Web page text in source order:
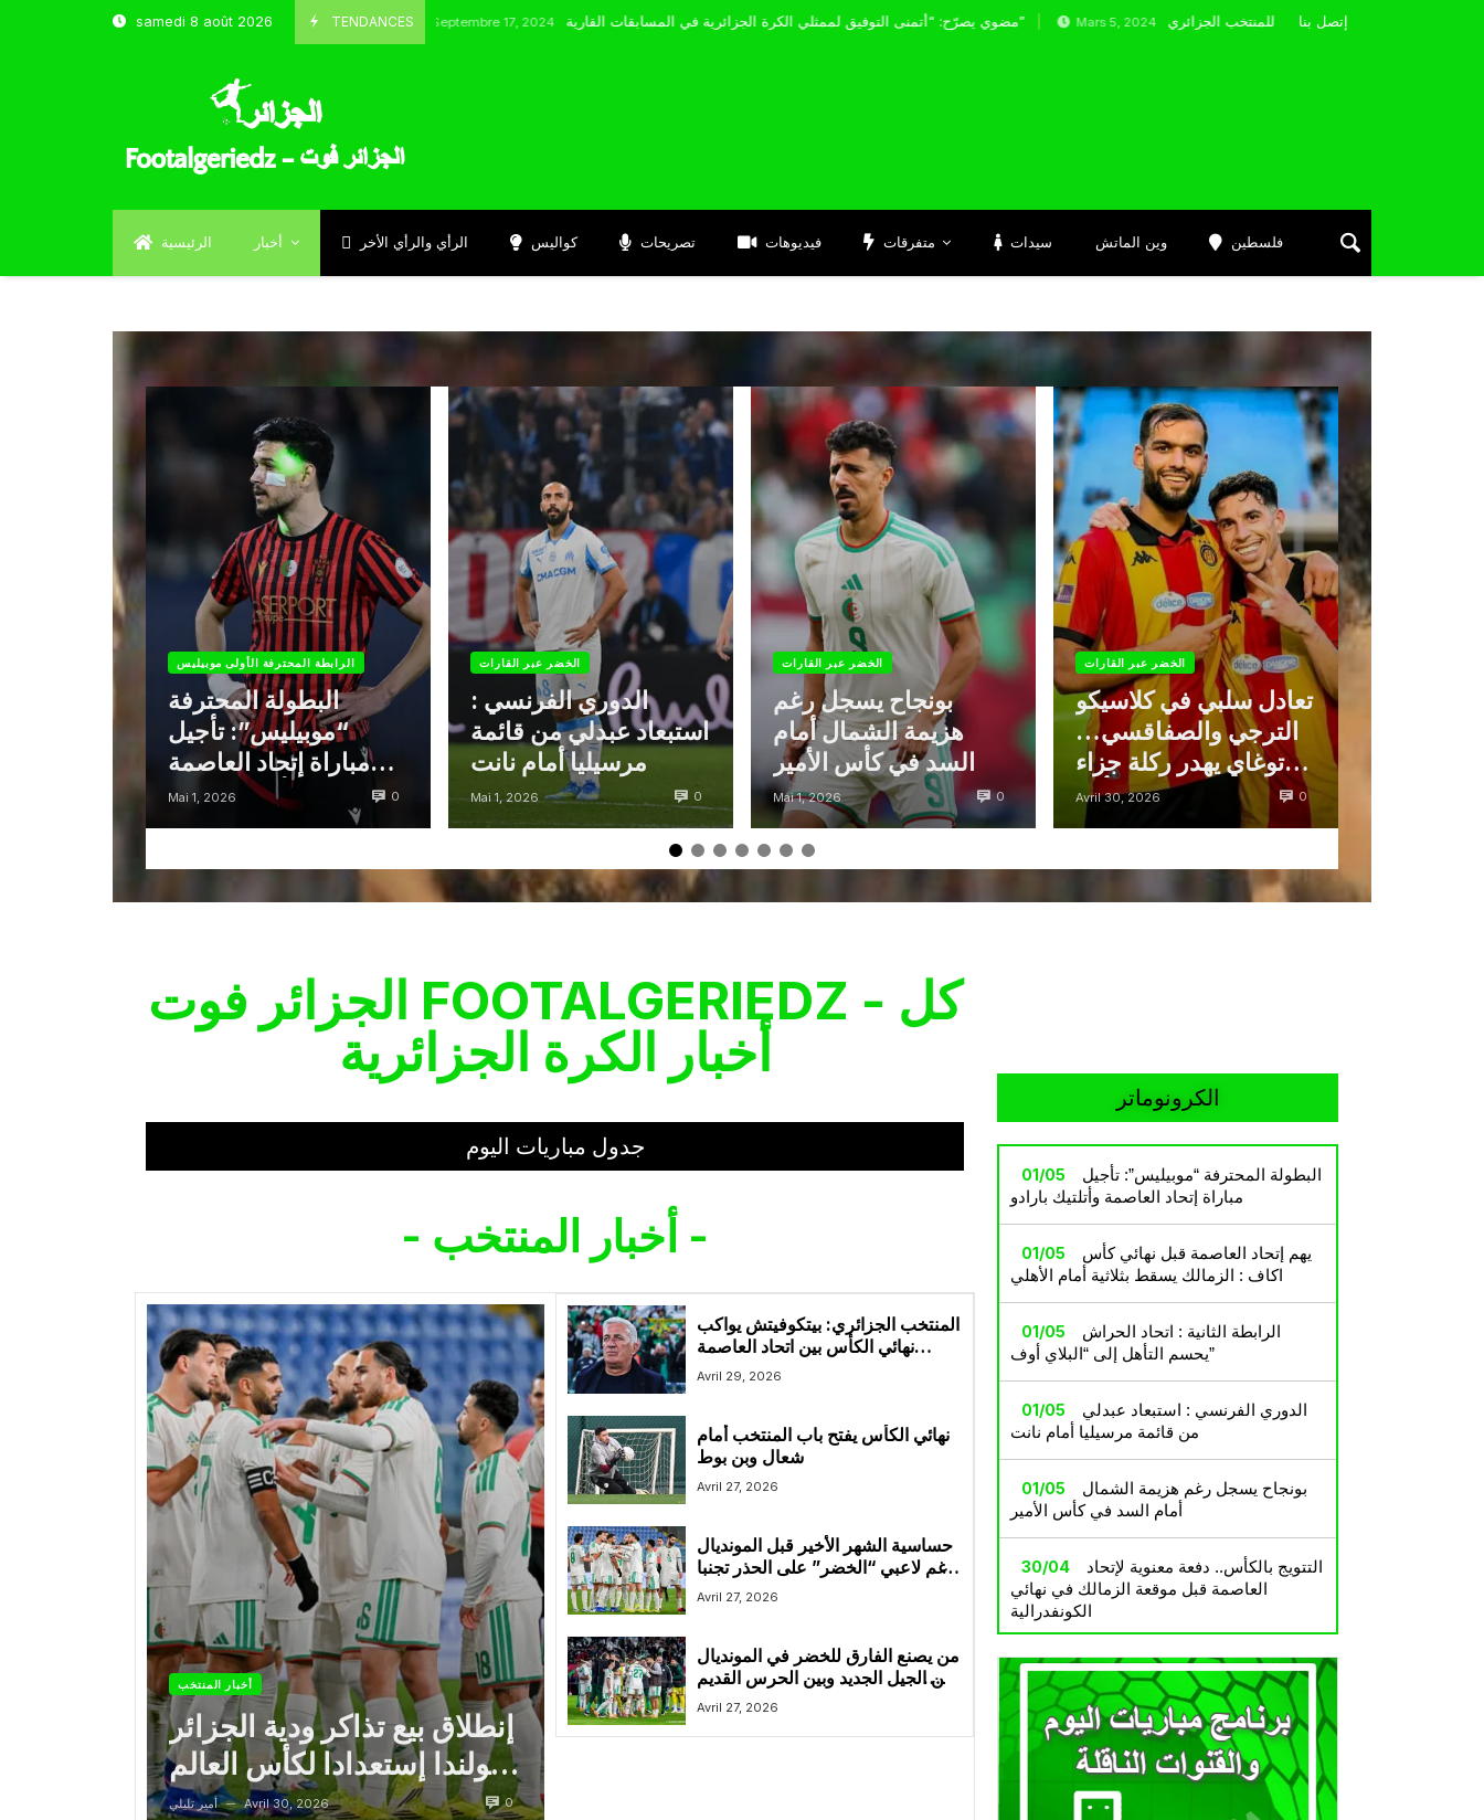
samedi 8 août 2026 TENDANCES الحارس بوحلفاية يتحدث عن طموحاته مع Septembre 17, 2024 مضوي يصرّح: “أتمنى التوفيق لممثلي الكرة الجزائرية في المسابقات القارية” Mars 5, 2024 إتصل بنا
الرئيسية أخبار الرأي والرأي الأخر كواليس تصريحات فيديوهات متفرقات سيدات وين الماتش فلسطين
الرابطة المحترفة الأولى موبيليس
البطولة المحترفة
“موبيليس”: تأجيل
مباراة إتحاد العاصمة
وأتلتيك بارادو
Mai 1, 2026 0
الخضر عبر القارات
الدوري الفرنسي :
استبعاد عبدلي من قائمة
مرسيليا أمام نانت
Mai 1, 2026 0
الخضر عبر القارات
بونجاح يسجل رغم
هزيمة الشمال أمام
السد في كأس الأمير
Mai 1, 2026 0
الخضر عبر القارات
تعادل سلبي في كلاسيكو
الترجي والصفاقسي…
توغاي يهدر ركلة جزاء
وبوعالية يتألق
Avril 30, 2026 0
الجزائر فوت FOOTALGERIEDZ - كل
أخبار الكرة الجزائرية
جدول مباريات اليوم
- أخبار المنتخب -
أخبار المنتخب
إنطلاق بيع تذاكر ودية الجزائر
وهولندا إستعدادا لكأس العالم
2026...
أمير تليلي — Avril 30, 2026 0
المنتخب الجزائري: بيتكوفيتش يواكب
نهائي الكأس بين اتحاد العاصمة
وشباب بلوزداد ويضع عدة لاعبين
Avril 29, 2026
نهائي الكأس يفتح باب المنتخب أمام
شعال وبن بوط
Avril 27, 2026
حساسية الشهر الأخير قبل المونديال
ترغم لاعبي “الخضر” على الحذر تجنبا
من الإصابات
Avril 27, 2026
من يصنع الفارق للخضر في المونديال
بين الجيل الجديد وبين الحرس القديم
؟
Avril 27, 2026
الكرونوماتر
01/05
البطولة المحترفة “موبيليس”: تأجيل
مباراة إتحاد العاصمة وأتلتيك بارادو
01/05
يهم إتحاد العاصمة قبل نهائي كأس
01/05
الرابطة الثانية : اتحاد الحراش
يحسم التأهل إلى “البلاي أوف”
01/05
الدوري الفرنسي : استبعاد عبدلي
من قائمة مرسيليا أمام نانت
01/05
بونجاح يسجل رغم هزيمة الشمال
أمام السد في كأس الأمير
30/04
التتويج بالكأس.. دفعة معنوية لإتحاد
العاصمة قبل موقعة الزمالك في نهائي
الكونفدرالية
30/04
للموسم الثاني تواليا.. شباب
بلوزداد دون ألقاب
30/04
الهجوم يعطيك مباراة والدفاع
يعطيك بطولة.. استراتيجية ناجحة يتبعها الاتحاد
العاصمي في تتويجاته آخر السنوات